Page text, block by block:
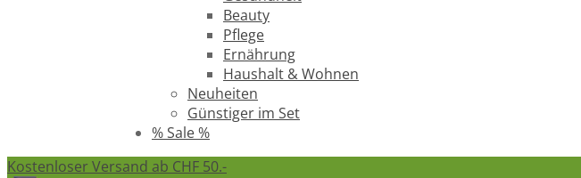
Beauty
Pflege
Ernährung
Haushalt & Wohnen
Neuheiten
Günstiger im Set
% Sale %
Kostenloser Versand ab CHF 50.-